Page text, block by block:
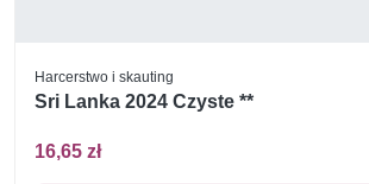
Harcerstwo i skauting
Sri Lanka 2024 Czyste **
16,65 zł